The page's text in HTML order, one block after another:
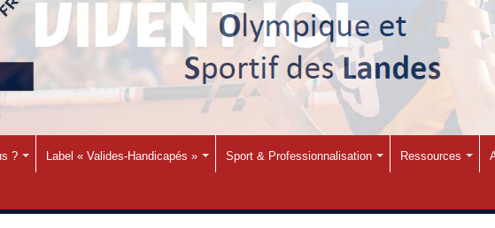
? Label « Valides-Handicapés » Sport & Professionnalisation Ressources